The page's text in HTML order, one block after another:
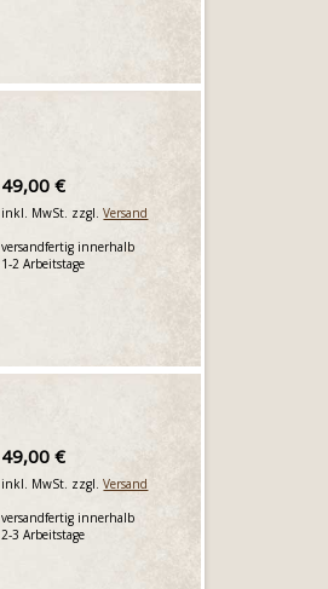
49,00 €
inkl. MwSt. zzgl.Versand
versandfertig innerhalb
1-2 Arbeitstage
49,00 €
inkl. MwSt. zzgl.Versand
versandfertig innerhalb
2-3 Arbeitstage